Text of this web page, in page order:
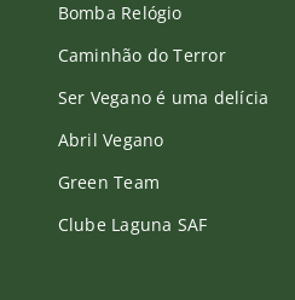
Bomba Relógio
Caminhão do Terror
Ser Vegano é uma delícia
Abril Vegano
Green Team
Clube Laguna SAF